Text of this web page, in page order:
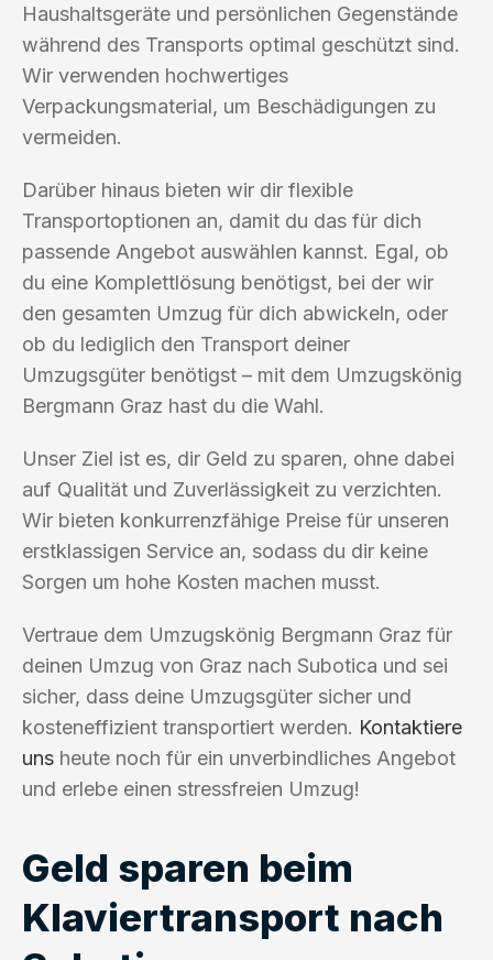
Haushaltsgeräte und persönlichen Gegenstände
während des Transports optimal geschützt sind.
Wir verwenden hochwertiges
Verpackungsmaterial, um Beschädigungen zu
vermeiden.
Darüber hinaus bieten wir dir flexible
Transportoptionen an, damit du das für dich
passende Angebot auswählen kannst. Egal, ob
du eine Komplettlösung benötigst, bei der wir
den gesamten Umzug für dich abwickeln, oder
ob du lediglich den Transport deiner
Umzugsgüter benötigst – mit dem Umzugskönig
Bergmann Graz hast du die Wahl.
Unser Ziel ist es, dir Geld zu sparen, ohne dabei
auf Qualität und Zuverlässigkeit zu verzichten.
Wir bieten konkurrenzfähige Preise für unseren
erstklassigen Service an, sodass du dir keine
Sorgen um hohe Kosten machen musst.
Vertraue dem Umzugskönig Bergmann Graz für
deinen Umzug von Graz nach Subotica und sei
sicher, dass deine Umzugsgüter sicher und
kosteneffizient transportiert werden. Kontaktiere
uns heute noch für ein unverbindliches Angebot
und erlebe einen stressfreien Umzug!
Geld sparen beim
Klaviertransport nach